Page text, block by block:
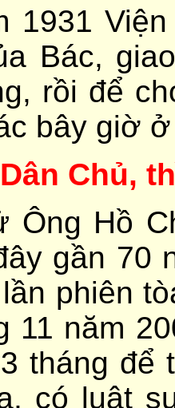
1931
Bác,
rồi để
bây giờ
Chủ,
Ông Hồ
gần 70
phiên
11 năm
tháng để
có luật